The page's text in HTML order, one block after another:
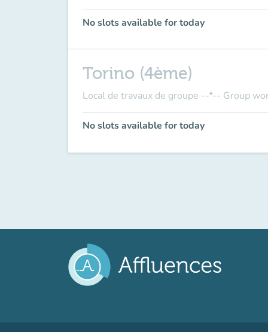
No slots available for today
Torino (4ème)
Local de travaux de groupe --*-- Group
No slots available for today